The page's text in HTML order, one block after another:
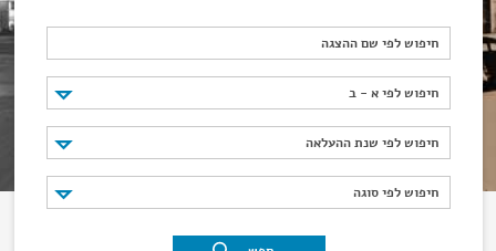
חיפוש לפי שם ההצגה
חיפוש לפי א - ב
חיפוש לפי א - ב
חיפוש לפי שנת ההעלאה
חיפוש לפי שנת ההעלאה
חיפוש לפי סוגה
חיפוש לפי סוגה